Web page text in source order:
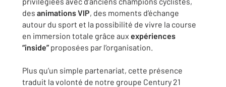
des animations VIP, des moments d’échange
autour du sport et la possibilité de vivre la course
en immersion totale grâce aux expériences
“inside” proposées par l’organisation.
Plus qu’un simple partenariat, cette présence
traduit la volonté de notre groupe Century 21